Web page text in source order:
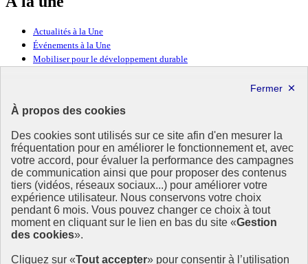
À propos des cookies
Des cookies sont utilisés sur ce site afin d'en mesurer la
fréquentation pour en améliorer le fonctionnement et, avec
votre accord, pour évaluer la performance des campagnes
de communication ainsi que pour proposer des contenus
tiers (vidéos, réseaux sociaux...) pour améliorer votre
expérience utilisateur. Nous conservons votre choix
pendant 6 mois. Vous pouvez changer ce choix à tout
moment en cliquant sur le lien en bas du site «Gestion
des cookies».
Cliquez sur «Tout accepter» pour consentir à l’utilisation
Actualités à la Une
Événements à la Une
Mobiliser pour le développement durable
Ressources
Ressources
La Méth’ODD
Gouvernement
Ce site propose l’information de référence concernant l’Agenda
2030 et la feuille de route de la France. Il valorise la mobilisation de
tous les acteurs.
info.gouv.fr- ouvre une nouvelle fenêtre